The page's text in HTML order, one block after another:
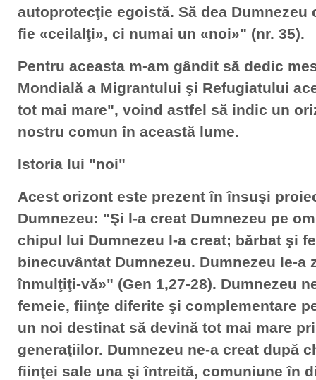
autoprotecţie egoistă. Să dea Dumnezeu
fie «ceilalţi», ci numai un «noi»" (nr. 35).
Pentru aceasta m-am gândit să dedic
Mondială a Migrantului şi Refugiatului
tot mai mare", voind astfel să indic un
nostru comun în această lume.
Istoria lui "noi"
Acest orizont este prezent în însuşi
Dumnezeu: "Şi l-a creat Dumnezeu pe
chipul lui Dumnezeu l-a creat; bărbat şi
binecuvântat Dumnezeu. Dumnezeu le-a
înmulţiţi-vă»" (Gen 1,27-28). Dumnezeu
femeie, fiinţe diferite şi complementare
un noi destinat să devină tot mai mare
generaţiilor. Dumnezeu ne-a creat după
fiinţei sale una şi întreită, comuniune în